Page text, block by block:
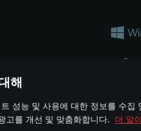
해
성능 및 사용에 대한 정보를 수집
고를 개선 및 맞춤화합니다. 더 알
의 무기나 차량을 묘사하는 것은
Kft. All trademarks, logos and
이용 약관